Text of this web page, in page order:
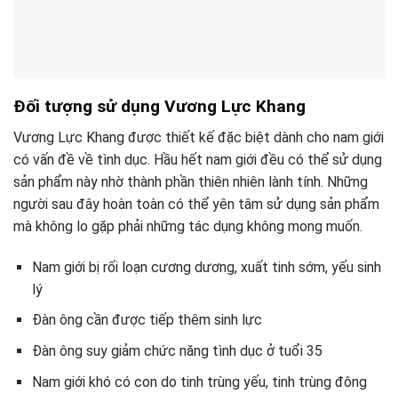
Đối tượng sử dụng Vương Lực Khang
Vương Lực Khang được thiết kế đặc biệt dành cho nam giới
có vấn đề về tình dục. Hầu hết nam giới đều có thể sử dụng
sản phẩm này nhờ thành phần thiên nhiên lành tính. Những
người sau đây hoàn toàn có thể yên tâm sử dụng sản phẩm
mà không lo gặp phải những tác dụng không mong muốn.
Nam giới bị rối loạn cương dương, xuất tinh sớm, yếu sinh
lý
Đàn ông cần được tiếp thêm sinh lực
Đàn ông suy giảm chức năng tình dục ở tuổi 35
Nam giới khó có con do tinh trùng yếu, tinh trùng đông